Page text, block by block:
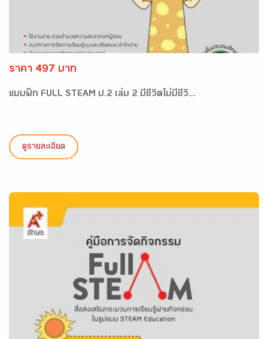
ราคา 497 บาท
แบบฝึก FULL STEAM ป.2 เล่ม 2 มีชีวิตไม่มีชีวิ...
ดูรายละเอียด